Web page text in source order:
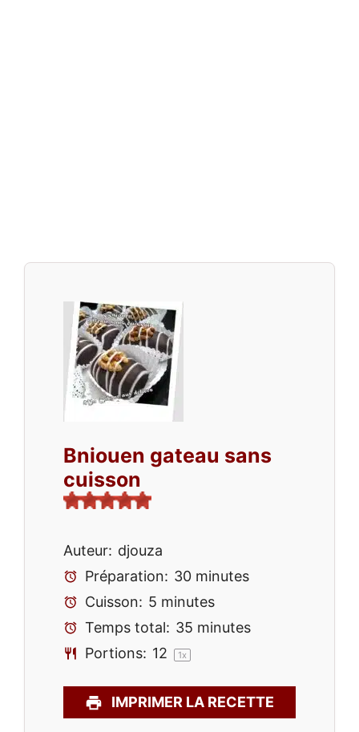
Bniouen gateau sans
cuisson
Auteur: djouza
Préparation: 30 minutes
Cuisson: 5 minutes
Temps total: 35 minutes
Portions: 12 1x
IMPRIMER LA RECETTE